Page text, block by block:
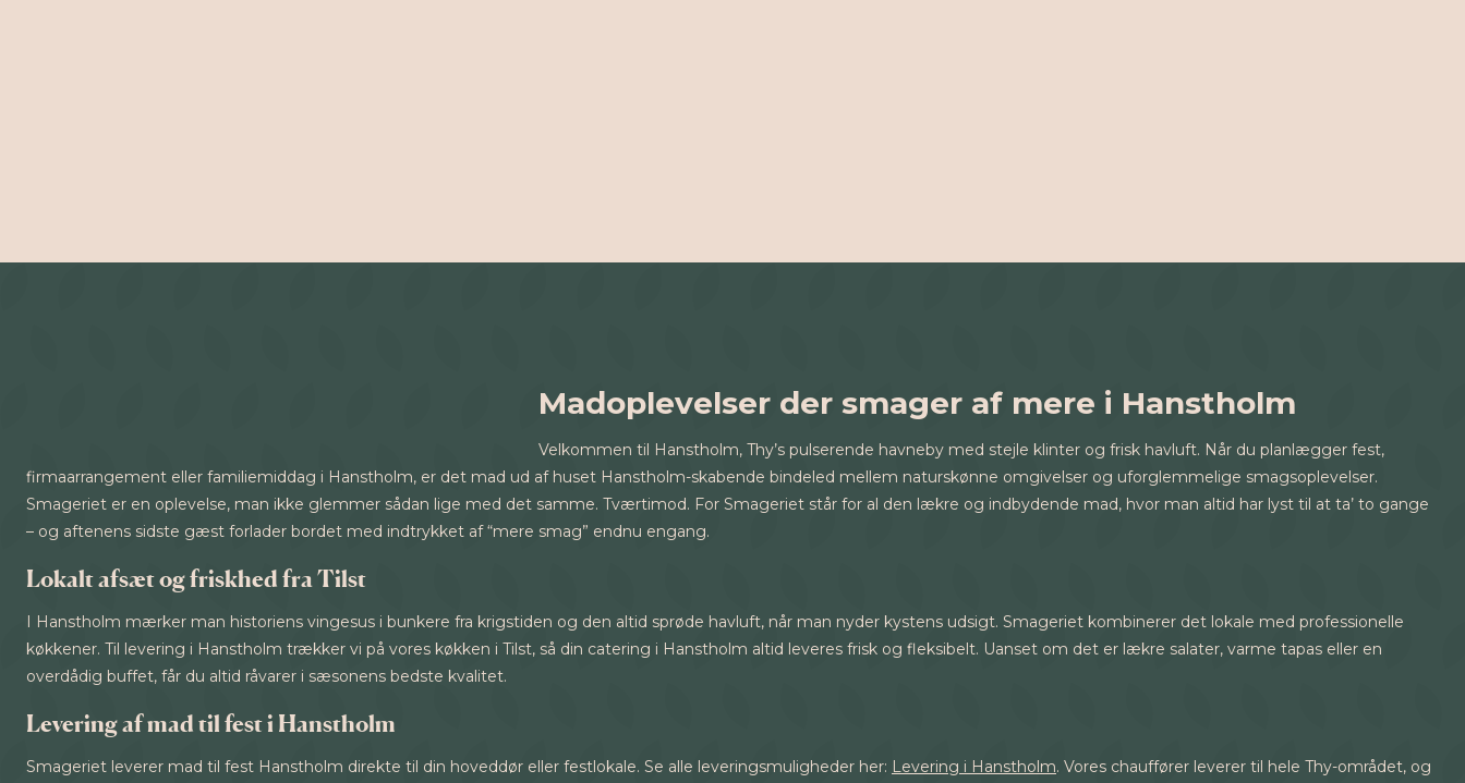
Madoplevelser der smager af mere i Hanstholm
Velkommen til Hanstholm, Thy’s pulserende havneby med stejle klinter og frisk havluft. Når du planlægger fest,
firmaarrangement eller familiemiddag i Hanstholm, er det mad ud af huset Hanstholm-skabende bindeled mellem naturskønne omgivelser og uforglemmelige smagsoplevelser.
Smageriet er en oplevelse, man ikke glemmer sådan lige med det samme. Tværtimod. For Smageriet står for al den lækre og indbydende mad, hvor man altid har lyst til at ta’ to gange
– og aftenens sidste gæst forlader bordet med indtrykket af “mere smag” endnu engang.
Lokalt afsæt og friskhed fra Tilst
I Hanstholm mærker man historiens vingesus i bunkere fra krigstiden og den altid sprøde havluft, når man nyder kystens udsigt. Smageriet kombinerer det lokale med professionelle
køkkener. Til levering i Hanstholm trækker vi på vores køkken i Tilst, så din catering i Hanstholm altid leveres frisk og fleksibelt. Uanset om det er lækre salater, varme tapas eller en
overdådig buffet, får du altid råvarer i sæsonens bedste kvalitet.
Levering af mad til fest i Hanstholm
Smageriet leverer mad til fest Hanstholm direkte til din hoveddør eller festlokale. Se alle leveringsmuligheder her: Levering i Hanstholm. Vores chauffører leverer til hele Thy-området, og